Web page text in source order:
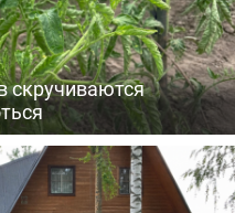
скручиваются